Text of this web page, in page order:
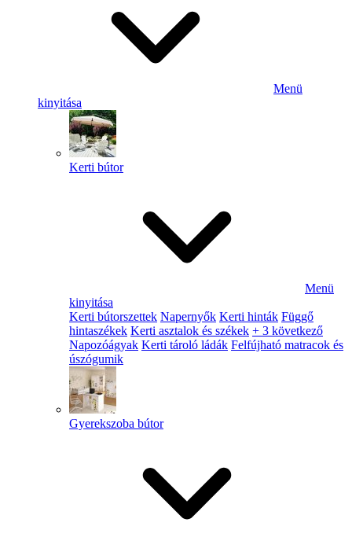
Menü
kinyitása
Kerti bútor
Menü
kinyitása
Kerti bútorszettek Napernyők Kerti hinták Függő
hintaszékek Kerti asztalok és székek + 3 következő
Napozóágyak Kerti tároló ládák Felfújható matracok és
úszógumik
Gyerekszoba bútor